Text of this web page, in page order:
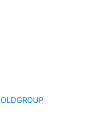
OLDGROUP